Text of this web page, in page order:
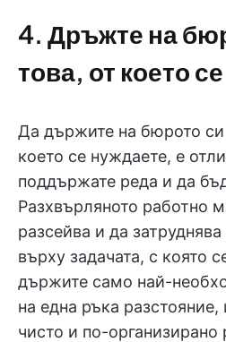
4. Дръжте на
това, от което
Да държите на бюрото си
което се нуждаете, е
поддържате реда и да
Разхвърляното работно
разсейва и да
върху задачата, с която
държите само най-
на една ръка
чисто и по-организирано